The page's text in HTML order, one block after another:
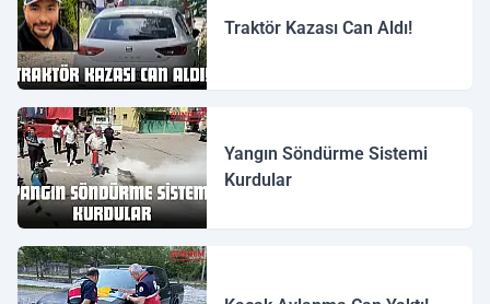
Traktör Kazası Can Aldı!
Yangın Söndürme Sistemi
Kurdular